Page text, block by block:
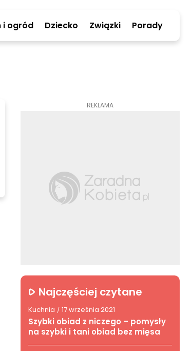
i ogród Dziecko Związki Porady
REKLAMA
Najczęściej czytane
Kuchnia / 17 września 2021
Szybki obiad z niczego – pomysły
na szybki i tani obiad bez mięsa